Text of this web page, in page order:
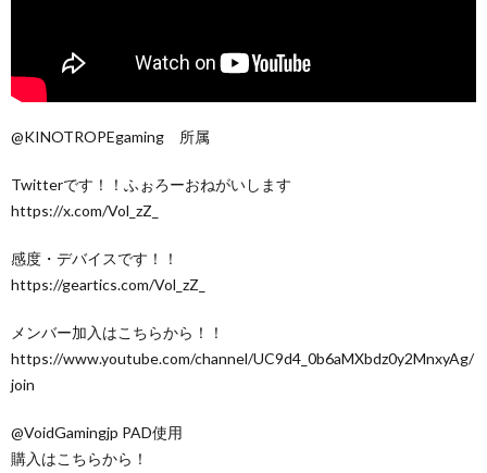
@KINOTROPEgaming 所属
Twitterです！！ふぉろーおねがいします
https://x.com/Vol_zZ_
感度・デバイスです！！
https://geartics.com/Vol_zZ_
メンバー加入はこちらから！！
https://www.youtube.com/channel/UC9d4_0b6aMXbdz0y2MnxyAg/
join
@VoidGamingjp PAD使用
購入はこちらから！